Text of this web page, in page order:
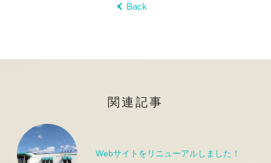
‹ Back
関連記事
Webサイトをリニューアルしました！